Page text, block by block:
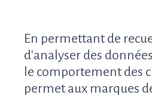
En permettant de
d'analyser des
le comportement des
permet aux marques